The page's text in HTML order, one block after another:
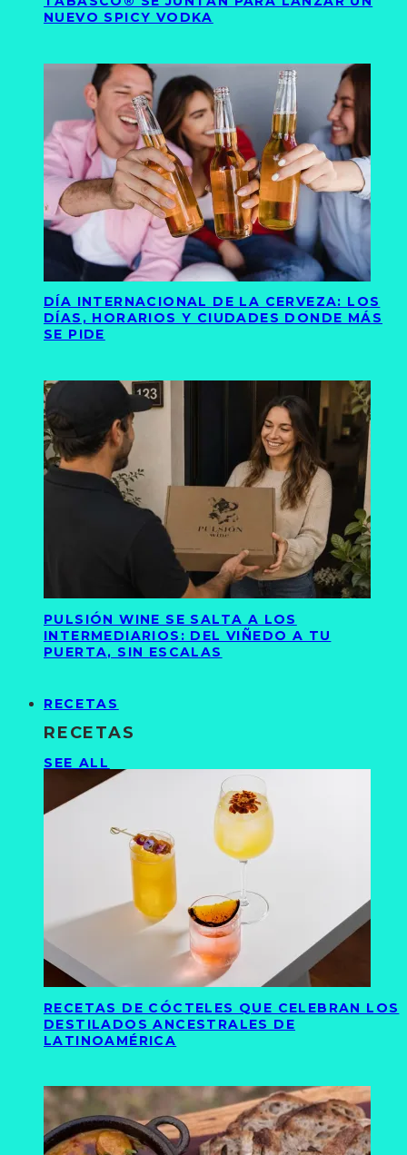
NUEVO SPICY VODKA
DÍA INTERNACIONAL DE LA CERVEZA: LOS
DÍAS, HORARIOS Y CIUDADES DONDE MÁS
SE PIDE
PULSIÓN WINE SE SALTA A LOS
INTERMEDIARIOS: DEL VIÑEDO A TU
PUERTA, SIN ESCALAS
RECETAS
RECETAS
SEE ALL
RECETAS DE CÓCTELES QUE CELEBRAN LOS
DESTILADOS ANCESTRALES DE
LATINOAMÉRICA